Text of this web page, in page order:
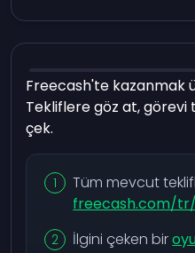
Freecash'te kazanmak
Tekliflere göz at,
çek.
Tüm mevcut
freecash.com/
İlgini çeken bir